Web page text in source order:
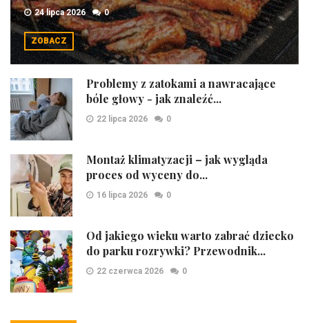
24 lipca 2026 0
ZOBACZ
Problemy z zatokami a nawracające
bóle głowy - jak znaleźć...
22 lipca 2026 0
Montaż klimatyzacji – jak wygląda
proces od wyceny do...
16 lipca 2026 0
Od jakiego wieku warto zabrać dziecko
do parku rozrywki? Przewodnik...
22 czerwca 2026 0